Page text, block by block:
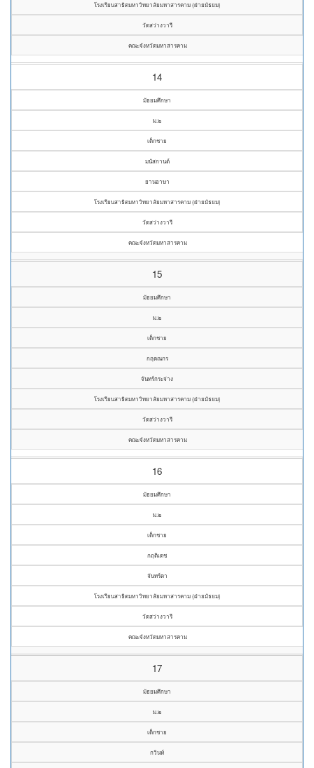
โรงเรียนสาธิตมหาวิทยาลัยมหาสารคาม (ฝ่ายมัธยม)
วัดสว่างวารี
คณะจังหวัดมหาสารคาม
14
มัธยมศึกษา
ม.๒
เด็กชาย
มนัสกานต์
ยานอาษา
โรงเรียนสาธิตมหาวิทยาลัยมหาสารคาม (ฝ่ายมัธยม)
วัดสว่างวารี
คณะจังหวัดมหาสารคาม
15
มัธยมศึกษา
ม.๒
เด็กชาย
กฤตณกร
จันทร์กระจ่าง
โรงเรียนสาธิตมหาวิทยาลัยมหาสารคาม (ฝ่ายมัธยม)
วัดสว่างวารี
คณะจังหวัดมหาสารคาม
16
มัธยมศึกษา
ม.๒
เด็กชาย
กฤติเดช
จันทร์ดา
โรงเรียนสาธิตมหาวิทยาลัยมหาสารคาม (ฝ่ายมัธยม)
วัดสว่างวารี
คณะจังหวัดมหาสารคาม
17
มัธยมศึกษา
ม.๒
เด็กชาย
กวินท์